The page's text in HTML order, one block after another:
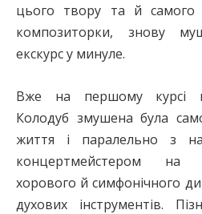
цього твору та й самого
композиторки, знову
екскурс у минуле.
Вже на першому курсі
Колодуб змушена була
життя і паралельно з
концертмейстером на
хорового й симфонічного
духових інструментів.